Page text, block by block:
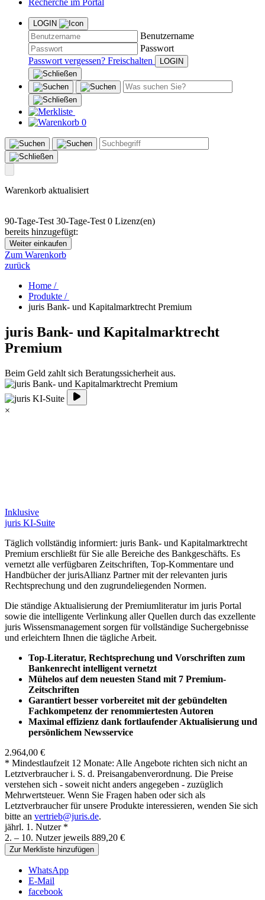
Recherche im Portal
LOGIN
Benutzername
Passwort
Passwort vergessen? Freischalten
0
Warenkorb aktualisiert
90-Tage-Test 30-Tage-Test 0 Lizenz(en)
bereits hinzugefügt:
Weiter einkaufen
Zum Warenkorb
zurück
Home /
Produkte /
juris Bank- und Kapitalmarktrecht Premium
juris Bank- und Kapitalmarktrecht
Premium
Beim Geld zahlt sich Beratungssicherheit aus.
×
Inklusive
juris KI-Suite
Täglich vollständig informiert: juris Bank- und Kapitalmarktrecht
Premium erschließt für Sie alle Bereiche des Bankgeschäfts. Es
vernetzt alle verfügbaren Zeitschriften, Top-Kommentare und
Handbücher der jurisAllianz Partner mit der relevanten juris
Rechtsprechung und den zugrundeliegenden Normen.
Die ständige Aktualisierung der Premiumliteratur im juris Portal
sowie die intelligente Verlinkung aller Quellen durch das exzellente
juris Wissensmanagement sorgen für vollständige Suchergebnisse
und erleichtern Ihnen die tägliche Arbeit.
Top-Literatur, Rechtsprechung und Vorschriften zum
Bankenrecht intelligent vernetzt
Mühelos auf dem neuesten Stand mit 7 Premium-
Zeitschriften
Garantiert besser vorbereitet mit der gebündelten
Fachkompetenz der renommiertesten Autoren
Maximal effizienz dank fortlaufender Aktualisierung und
persönlichem Newsservice
2.964,00 €
* Mindestlaufzeit 12 Monate: Alle Angebote richten sich nicht an
Letztverbraucher i. S. d. Preisangabenverordnung. Die Preise
verstehen sich - soweit nicht anders angegeben - zuzüglich
Mehrwertsteuer. Wenn Sie Fragen haben oder sich als
Letztverbraucher für unsere Produkte interessieren, wenden Sie sich
bitte an vertrieb@juris.de.
jährl. 1. Nutzer *
2. – 10. Nutzer jeweils 889,20 €
Zur Merkliste hinzufügen
WhatsApp
E-Mail
facebook